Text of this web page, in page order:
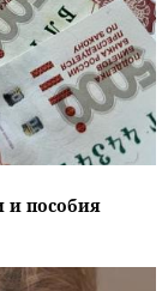
и пособия